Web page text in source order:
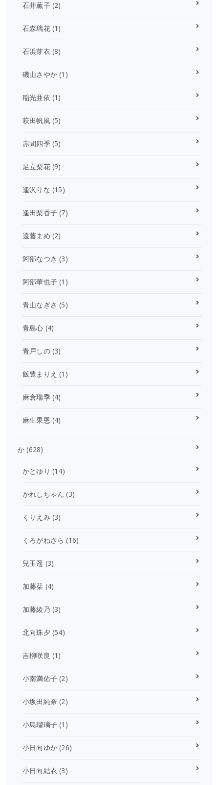
石井薫子(2)
石森璃花(1)
石浜芽衣 (8)
磯山さやか (1)
稲光亜依 (1)
萩田帆風(5)
赤間四季(5)
足立梨花(9)
逢沢りな (15)
逢田梨香子 (7)
遠藤まめ (2)
阿部なつき (3)
阿部華也子 (1)
青山なぎさ (5)
青島心 (4)
青戸しの(3)
飯豊まりえ (1)
麻倉瑞季(4)
麻生果恩 (4)
か (628)
かとゆり (14)
かれしちゃん (3)
くりえみ (3)
くろがねさら (16)
兒玉遥 (3)
加藤栞 (4)
加藤綾乃 (3)
北向珠夕 (54)
吉柳咲良 (1)
小南満佑子 (2)
小坂田純奈 (2)
小島瑠璃子 (1)
小日向ゆか (26)
小日向結衣 (3)